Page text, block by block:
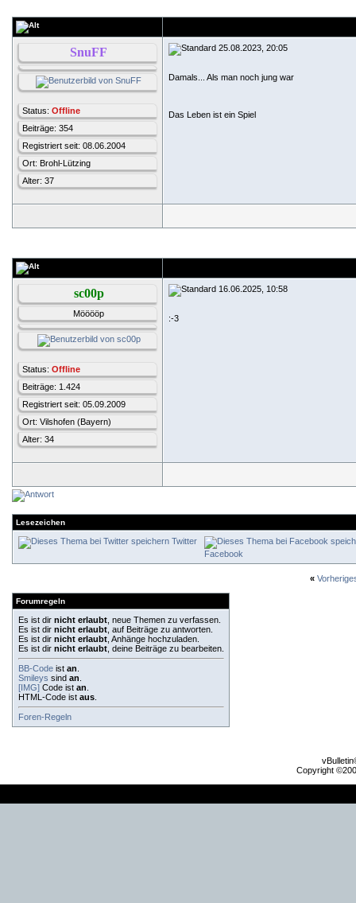
SnuFF
Status: Offline
Beiträge: 354
Registriert seit: 08.06.2004
Ort: Brohl-Lützing
Alter: 37
25.08.2023, 20:05
Damals... Als man noch jung war
Das Leben ist ein Spiel
sc00p
Mööööp
Status: Offline
Beiträge: 1.424
Registriert seit: 05.09.2009
Ort: Vilshofen (Bayern)
Alter: 34
16.06.2025, 10:58
:-3
Lesezeichen
Twitter
Facebook
«
Forumregeln
Es ist dir nicht erlaubt , neue Themen zu verfassen.
Es ist dir nicht erlaubt , auf Beiträge zu antworten.
Es ist dir nicht erlaubt , Anhänge hochzuladen.
Es ist dir nicht erlaubt , deine Beiträge zu bearbeiten.
BB-Code ist an
Smileys sind an
[IMG] Code ist an
HTML-Code ist aus
Foren-Regeln
Copyright